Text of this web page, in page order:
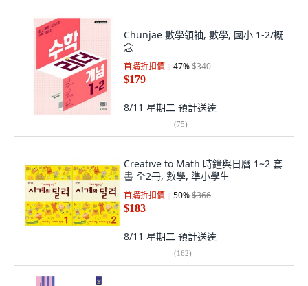
Chunjae 數學領袖, 數學, 國小 1-2/概
念
首購折扣價 47%$340
$179
8/11 星期二 預計送達
(75)
Creative to Math 時鐘與日曆 1~2 套
書 全2冊, 數學, 準小學生
首購折扣價 50%$366
$183
8/11 星期二 預計送達
(162)